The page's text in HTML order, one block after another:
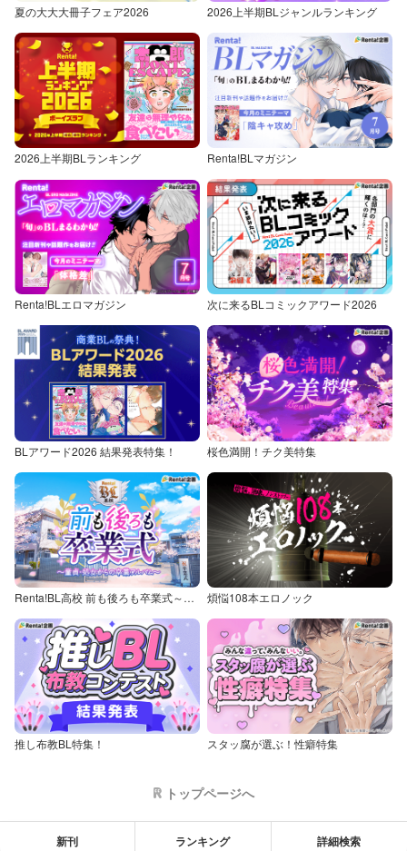
夏の大大大冊子フェア2026 2026上半期BLジャンルランキング
2026上半期BLランキング Renta!BLマガジン
Renta!BLエロマガジン 次に来るBLコミックアワード2026
BLアワード2026 結果発表特集！ 桜色満開！チク美特集
Renta!BL高校 前も後ろも卒業式～童貞・処女からの卒業アルバム～ 煩悩108本エロノック
推し布教BL特集！ スタッ腐が選ぶ！性癖特集
トップページへ
新刊 ランキング 詳細検索